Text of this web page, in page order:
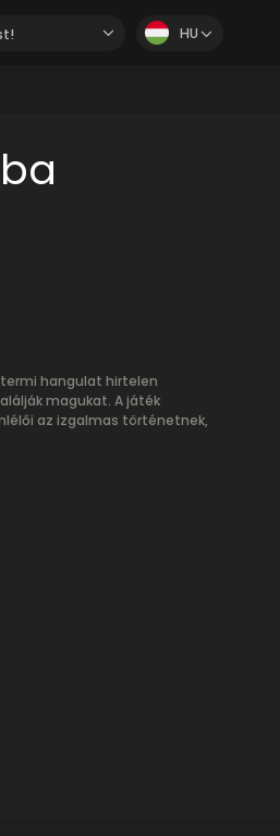
HU
hangulat hirtelen
magukat. A játék
az izgalmas történetnek,